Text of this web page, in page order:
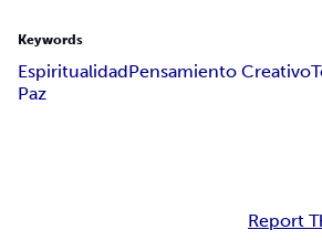
Keywords
EspiritualidadPensamiento Creativo
Paz
Report